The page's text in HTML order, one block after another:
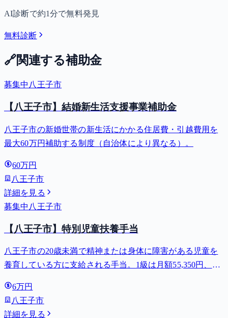
AI診断で約1分で無料発見
無料診断
🔗関連する補助金
募集中 八王子市
【八王子市】結婚新生活支援事業補助金
八王子市の新婚世帯の新生活にかかる住居費・引越費用を
最大60万円補助する制度（自治体により異なる）。
60万円
八王子市
詳細を見る
募集中 八王子市
【八王子市】特別児童扶養手当
八王子市の20歳未満で精神または身体に障害がある児童を
養育している方に支給される手当。1級は月額55,350円、2
6万円
八王子市
詳細を見る